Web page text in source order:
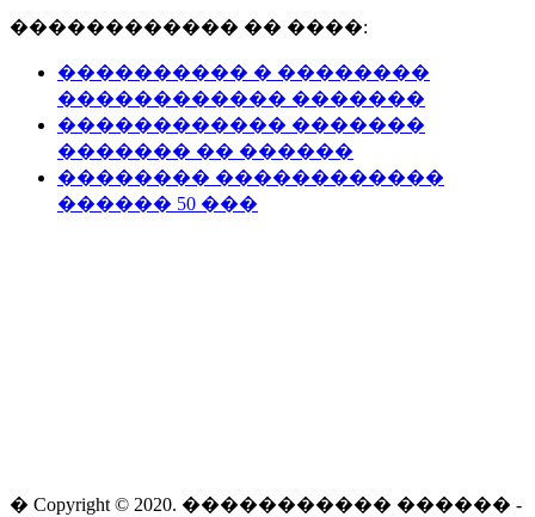
������������ �� ����:
���������� � ��������
������������ �������
������������ �������
������� �� ������
�������� ������������
������ 50 ���
� Copyright © 2020. ����������� ������ -